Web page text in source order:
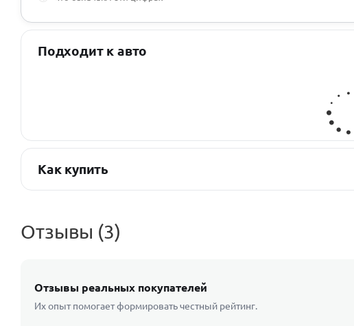
Подходит к авто
Как купить
Отзывы (3)
Отзывы реальных покупателей
Их опыт помогает формировать честный рейтинг.